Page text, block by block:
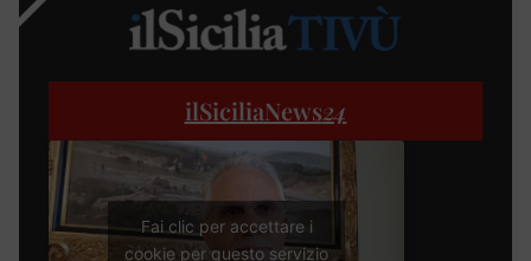
ilSiciliaNews24
Fai clic per accettare i
cookie per questo servizio